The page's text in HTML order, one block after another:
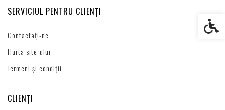
SERVICIUL PENTRU CLIENȚI
Contactați-ne
Harta site-ului
Termeni și condiții
CLIENȚI
Setări